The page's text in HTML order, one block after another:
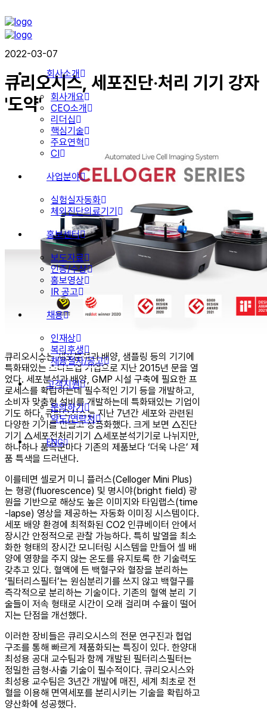
회사소개
회사개요
CEO소개
리더십
핵심기술
주요연혁
CI
사업분야
실험실자동화
체외진단의료기기
홍보센터
보도자료
인증/수상
홍보영상
IR 공고
채용
인재상
복리후생
채용절차/공고
고객지원
문의하기
약도/연락처
ENG
2022-03-07
큐리오시스, 세포진단‧처리 기기 강자
'도약'
큐리오시스는 세포분석과 배양, 샘플링 등의 기기에
특화돼있는 스타트업 기업으로 지난 2015년 문을 열
었다. 세포분석과 배양, GMP 시설 구축에 필요한 프
로세스를 확립하는데 필수적인 기기 등을 개발하고,
소비자 맞춤형 설비를 개발하는데 특화돼있는 기업이
기도 하다. 큐리오시스는 지난 7년간 세포와 관련된
다양한 기기를 만들고 상품화했다. 크게 보면 △진단
기기 △세포전처리기기 △세포분석기기로 나뉘지만,
하나하나 품목군마다 기존의 제품보다 ‘더욱 나은’ 제
품 특색을 드러낸다.
이를테면 셀로거 미니 플러스(Celloger Mini Plus)
는 형광(fluorescence) 및 명시야(bright field) 광
원을 기반으로 해상도 높은 이미지와 타임랩스(time
-lapse) 영상을 제공하는 자동화 이미징 시스템이다.
세포 배양 환경에 최적화된 CO2 인큐베이터 안에서
장시간 안정적으로 관찰 가능하다. 특히 발열을 최소
화한 형태의 장시간 모니터링 시스템을 만들어 셀 배
양에 영향을 주지 않는 온도를 유지토록 한 기술력도
갖추고 있다. 혈액에 든 백혈구와 혈장을 분리하는
‘필터리스필터’는 원심분리기를 쓰지 않고 백혈구를
즉각적으로 분리하는 기술이다. 기존의 혈액 분리 기
술들이 저속 형태로 시간이 오래 걸리며 수율이 떨어
지는 단점을 개선했다.
이러한 장비들은 큐리오시스의 전문 연구진과 협업
구조를 통해 빠르게 제품화되는 특징이 있다. 한양대
최성용 공대 교수팀과 함께 개발된 필터리스필터는
정밀한 금형·사출 기술이 필수적이다. 큐리오시스와
최성용 교수팀은 3년간 개발에 매진, 세계 최초로 전
혈을 이용해 면역세포를 분리시키는 기술을 확립하고
양산화에 성공했다.